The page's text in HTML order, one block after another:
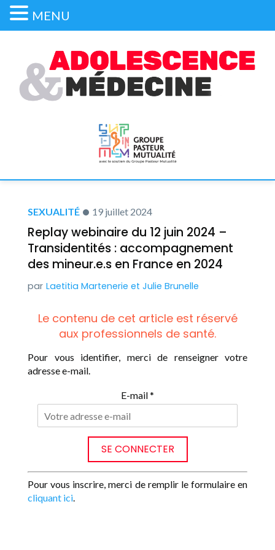
SEXUALITÉ 19 juillet 2024
Replay webinaire du 12 juin 2024 –
Transidentités : accompagnement
des mineur.e.s en France en 2024
Laetitia Martenerie et Julie Brunelle
Le contenu de cet article est réservé
aux professionnels de santé.
Pour vous identifier, merci de renseigner votre
adresse e-mail.
E-mail *
Pour vous inscrire, merci de remplir le formulaire en
cliquant ici.
MENU